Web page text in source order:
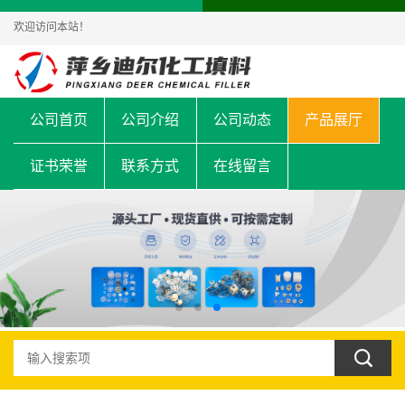
欢迎访问本站！
公司首页 公司介绍 公司动态 产品展厅
证书荣誉 联系方式 在线留言